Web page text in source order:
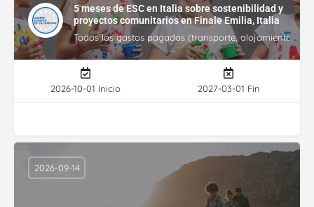
5 meses de ESC en Italia sobre sostenibilidad y
proyectos comunitarios en Finale Emilia, Italia
Todos los gastos pagados (transporte, alojamiento,
2026-10-01 Inicio 2027-03-01 Fin
2026-09-14